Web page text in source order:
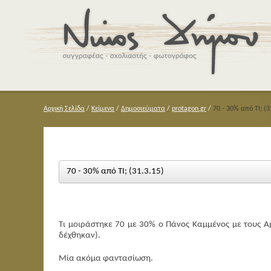
Αρχική Σελίδα / Κείμενα / Δημοσιεύματα / protagon.gr / 70 - 30% από ΤΙ;
70 - 30% από ΤΙ; (31.3.15)
Τι μοιράστηκε 70 με 30% ο Πάνος Καμμένος με τους
δέχθηκαν).
Μία ακόμα φαντασίωση.